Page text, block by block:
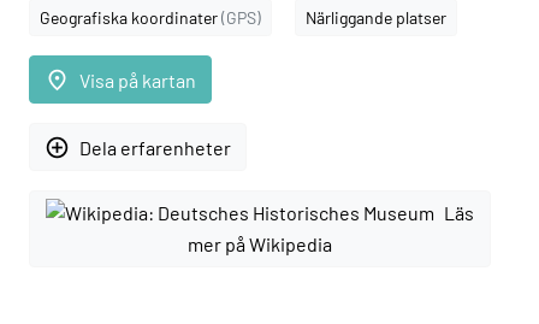
Geografiska koordinater(GPS) Närliggande platser
place Visa på kartan
add_circle_outline Dela erfarenheter
Läs
mer på Wikipedia